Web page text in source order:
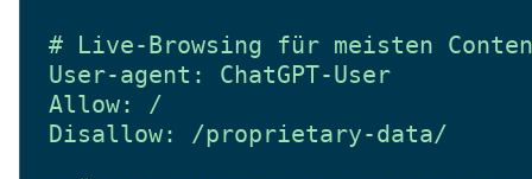
# Live-Browsing für meisten
User-agent: ChatGPT-User
Allow: /
Disallow: /proprietary-data/